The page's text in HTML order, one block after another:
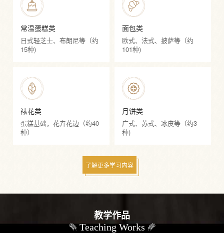
常温蛋糕类
日式轻芝士、布朗尼等（约
15种)
面包类
欧式、法式、披萨等（约
101种)
裱花类
蛋糕基础，花卉花边（约40
种）
月饼类
广式、苏式、冰皮等（约3
种)
了解更多学习内容
教学作品
Teaching Works